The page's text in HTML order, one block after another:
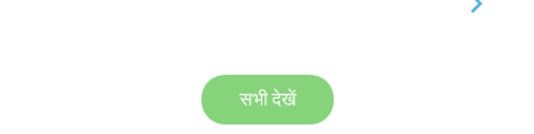
सभी देखें